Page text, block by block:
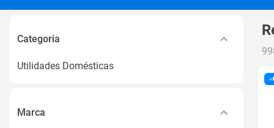
Categoria
Utilidades Domésticas
Marca